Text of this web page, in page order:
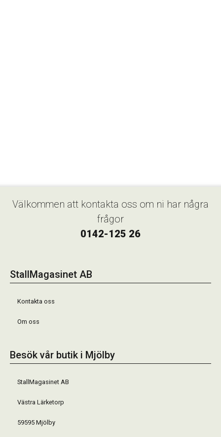
Välkommen att kontakta oss om ni har några
frågor
0142-125 26
StallMagasinet AB
Kontakta oss
Om oss
Besök vår butik i Mjölby
StallMagasinet AB
Västra Lärketorp
59595 Mjölby